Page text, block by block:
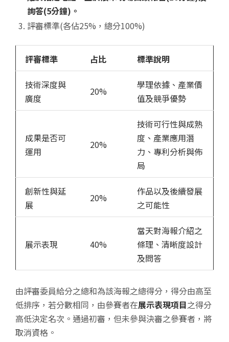
詢答(5分鐘) 。
評審標準(各佔25%，總分100%)
評審標準 占比 標準說明
技術深度與
廣度
20%
學理依據、產業價
值及競爭優勢
成果是否可
運用
20%
技術可行性與成熟
度、產業應用潛
力、專利分析與佈
局
創新性與延
展
20%
作品以及後續發展
之可能性
展示表現 40%
當天對海報介紹之
條理、清晰度設計
及問答
由評審委員給分之總和為該海報之總得分，得分由高至
低排序，若分數相同，由參賽者在展示表現項目之得分
高低決定名次。通過初審，但未參與決審之參賽者，將
取消資格。